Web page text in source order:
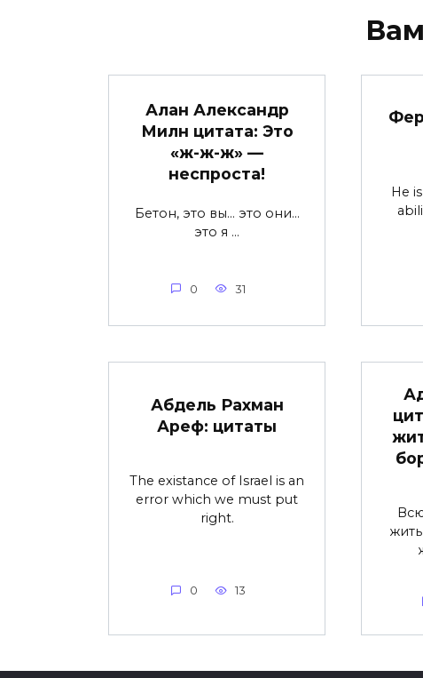
Алан Александр
Милн цитата: Это
«ж-ж-ж» —
неспроста!
Бетон, это вы… это они…
это я …
0 31
He
Абдель Рахман
Ареф: цитаты
The existance of Israel is an
error which we must put
right.
0 13